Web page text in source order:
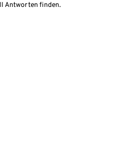
Antworten finden.